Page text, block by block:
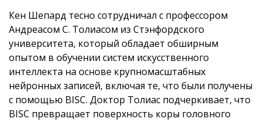
Кен Шепард тесно сотрудничал с профессором
Андреасом С. Толиасом из Стэнфордского
университета, который обладает обширным
опытом в обучении систем искусственного
интеллекта на основе крупномасштабных
нейронных записей, включая те, что были получены
с помощью BISC. Доктор Толиас подчеркивает, что
BISC превращает поверхность коры головного